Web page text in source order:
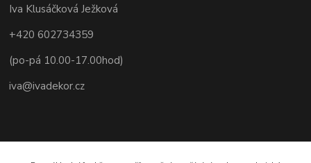
Iva Klusáčková Ježková
+420 602734359
(po-pá 10.00-17.00hod)
iva@ivadekor.cz